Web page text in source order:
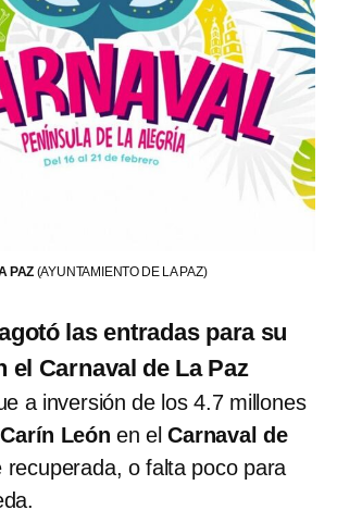
PAZ (AYUNTAMIENTO DE LA PAZ)
las entradas para su
el Carnaval de La Paz
a inversión de los 4.7 millones
Carín León en elCarnaval de
o falta poco para